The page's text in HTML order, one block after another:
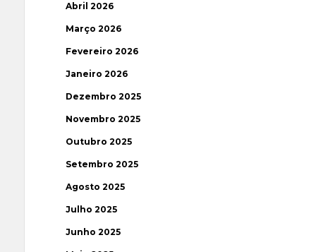
Abril 2026
Março 2026
Fevereiro 2026
Janeiro 2026
Dezembro 2025
Novembro 2025
Outubro 2025
Setembro 2025
Agosto 2025
Julho 2025
Junho 2025